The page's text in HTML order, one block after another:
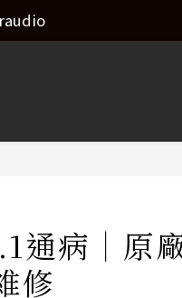
通病｜原
修